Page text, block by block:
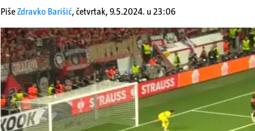
PišeZdravko Barišić,četvrtak, 9.5.2024. u 23:06